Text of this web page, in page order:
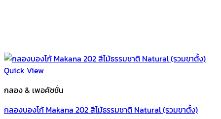
Quick View
กลอง & เพอคัชชั่น
กลองบองโก้ Makana 202 สีไม้ธรรมชาติ Natural (รวมขาตั้ง)